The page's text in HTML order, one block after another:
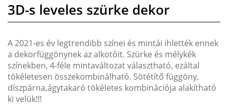
3D-s leveles szürke dekor
A 2021-es év legtrendibb színei és mintái ihlették ennek
a dekorfüggönynek az alkotóit. Szürke és mélykék
színekben, 4-féle mintaváltozat választható, ezáltal
tökéletesen összekombinálható. Sötétítő függöny,
díszpárna,ágytakaró tökéletes kombinációja alakítható
ki velük!!!